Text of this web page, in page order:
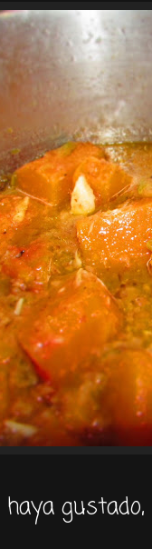
haya